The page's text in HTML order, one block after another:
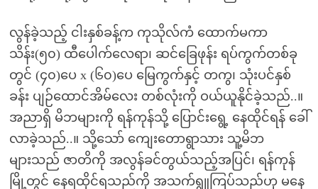
လွန်ခဲ့သည့် ငါးနှစ်ခန့်က ကုသိုလ်ကံ ထောက်မကာ
သိန်း(၅၀) ထီပေါက်လေရာ၊ ဆင်ခြေဖုန်း ရပ်ကွက်တစ်ခု
တွင် (၄၀)ပေ x (၆၀)ပေ မြေကွက်နှင့် တကွ၊ သုံးပင်နှစ်
ခန်း ပျဉ်ထောင်အိမ်လေး တစ်လုံးကို ဝယ်ယူနိုင်ခဲ့သည်..။
အညာရှိ မိဘများကို ရန်ကုန်သို့ ပြောင်းရွေ့ နေထိုင်ရန် ခေါ်
လာခဲ့သည်..။ သို့သော် ကျေးတောရွာသား သူ့မိဘ
များသည် ဇာတိကို အလွန်ခင်တွယ်သည့်အပြင်၊ ရန်ကုန်
မြို့တွင် နေရထိုင်ရသည်ကို အသက်ရွူကြပ်သည်ဟု မနေ